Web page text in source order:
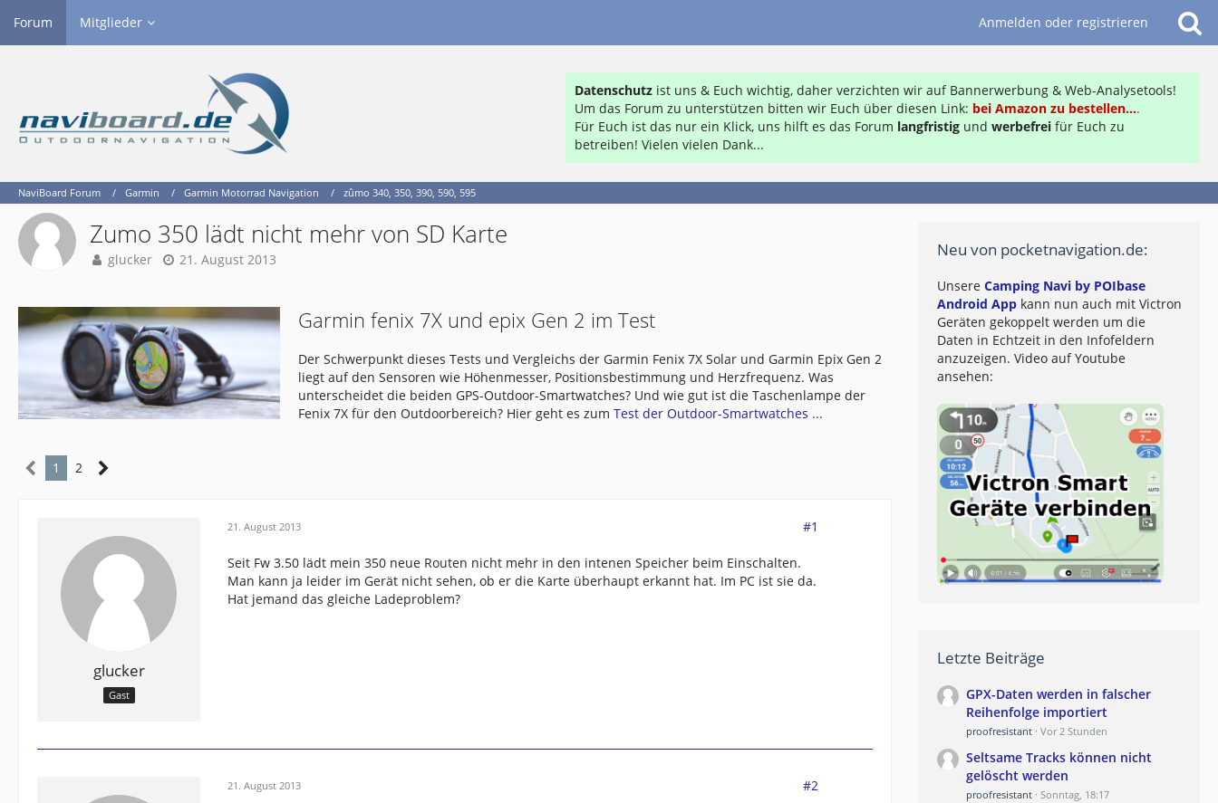
Forum Mitglieder Anmelden oder registrieren
Datenschutz ist uns & Euch wichtig, daher verzichten wir auf Bannerwerbung & Web-Analysetools!
Um das Forum zu unterstützen bitten wir Euch über diesen Link: bei Amazon zu bestellen....
Für Euch ist das nur ein Klick, uns hilft es das Forum langfristig und werbefrei für Euch zu
betreiben! Vielen vielen Dank...
NaviBoard Forum Garmin Garmin Motorrad Navigation zûmo 340, 350, 390, 590, 595
Zumo 350 lädt nicht mehr von SD Karte
glucker 21. August 2013
Garmin fenix 7X und epix Gen 2 im Test
Der Schwerpunkt dieses Tests und Vergleichs der Garmin Fenix 7X Solar und Garmin Epix Gen 2
liegt auf den Sensoren wie Höhenmesser, Positionsbestimmung und Herzfrequenz. Was
unterscheidet die beiden GPS-Outdoor-Smartwatches? Und wie gut ist die Taschenlampe der
Fenix 7X für den Outdoorbereich? Hier geht es zumTest der Outdoor-Smartwatches ...
1 2
glucker
Gast
21. August 2013 #1
Seit Fw 3.50 lädt mein 350 neue Routen nicht mehr in den intenen Speicher beim Einschalten.
Man kann ja leider im Gerät nicht sehen, ob er die Karte überhaupt erkannt hat. Im PC ist sie da.
Hat jemand das gleiche Ladeproblem?
21. August 2013 #2
Neu von pocketnavigation.de:
Unsere Camping Navi by POIbase
Android App kann nun auch mit Victron
Geräten gekoppelt werden um die
Daten in Echtzeit in den Infofeldern
anzuzeigen. Video auf Youtube
ansehen:
Letzte Beiträge
GPX-Daten werden in falscher
Reihenfolge importiert
proofresistant Vor 2 Stunden
Seltsame Tracks können nicht
gelöscht werden
proofresistant Sonntag, 18:17